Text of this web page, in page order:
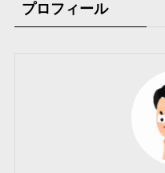
プロフィール